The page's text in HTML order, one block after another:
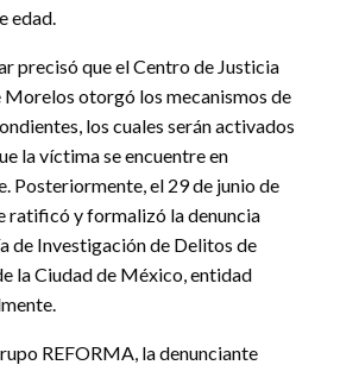
edad.
precisó que el Centro de Justicia
Morelos otorgó los mecanismos de
los cuales serán activados
la víctima se encuentre en
Posteriormente, el 29 de junio de
ratificó y formalizó la denuncia
de Investigación de Delitos de
la Ciudad de México, entidad
REFORMA, la denunciante